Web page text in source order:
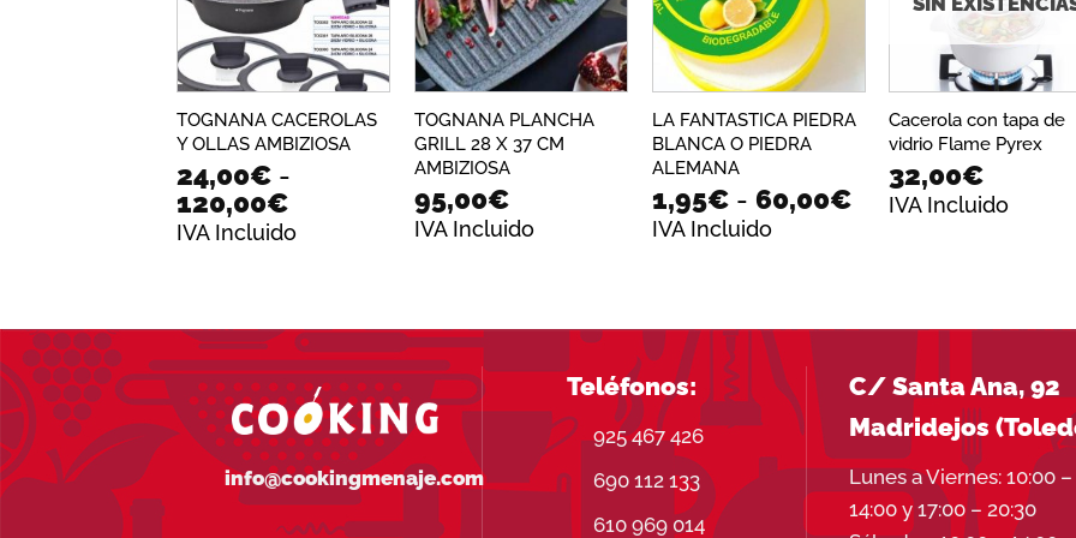
deseos
TOGNANA CACEROLAS
Y OLLAS AMBIZIOSA
24,00€ -
120,00€Rango
de
hasta
120,00€
IVA Incluido
deseos
TOGNANA PLANCHA
GRILL 28 X 37 CM
AMBIZIOSA
95,00€
IVA Incluido
deseos
LA FANTASTICA PIEDRA
BLANCA O PIEDRA
ALEMANA
1,95€ - 60,00€Rango
hasta
60,00€
IVA Incluido
Cacerola con tapa de
vidrio Flame Pyrex
32,00€
IVA Incluido
info@cookingmenaje.com
Teléfonos:
925 467 426
690 112 133
610 969 014
C/ Santa Ana, 92
Madridejos
Lunes a Viernes: 10:00 –
14:00 y 17:00 – 20:30